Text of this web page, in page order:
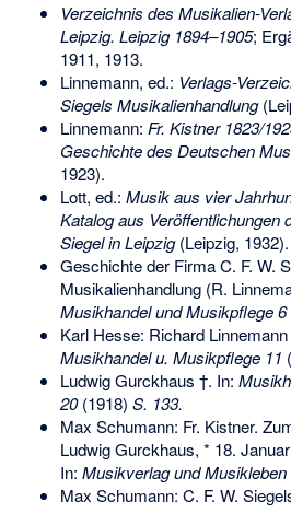
Verzeichnis des Musikalien-
Leipzig. Leipzig 1894–1905;
1911, 1913.
Linnemann, ed.: Verlags-
Siegels Musikalienhandlung
Linnemann: Fr. Kistner 1823/
Geschichte des Deutschen
1923).
Lott, ed.: Musik aus vier
Katalog aus Veröffentlichungen
Siegel in Leipzig(Leipzig, 1932).
Geschichte der Firma C. F. W.
Musikalienhandlung (R.
Musikhandel und Musikpflege 6
Karl Hesse: Richard
Musikhandel u. Musikpflege 11
Ludwig Gurckhaus †. In:
20(1918) S. 133.
Max Schumann: Fr. Kistner.
Ludwig Gurckhaus, * 18.
In: Musikverlag und Musikleben
Max Schumann: C. F. W.